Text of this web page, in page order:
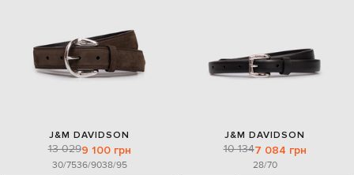
J&M DAVIDSON
13 0299 100 грн
30/7536/9038/95
J&M DAVIDSON
10 1347 084 грн
28/70